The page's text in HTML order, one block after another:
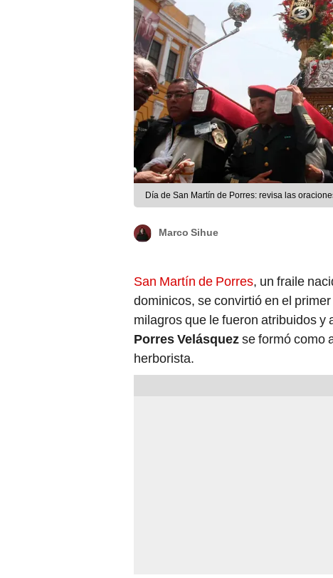
Día de San Martín de Porres: revisa las
Marco Sihue
San Martín de Porres, un fraile
dominicos, se convirtió en el
milagros que le fueron atribuidos y
Porres Velásquezse formó como
herborista.